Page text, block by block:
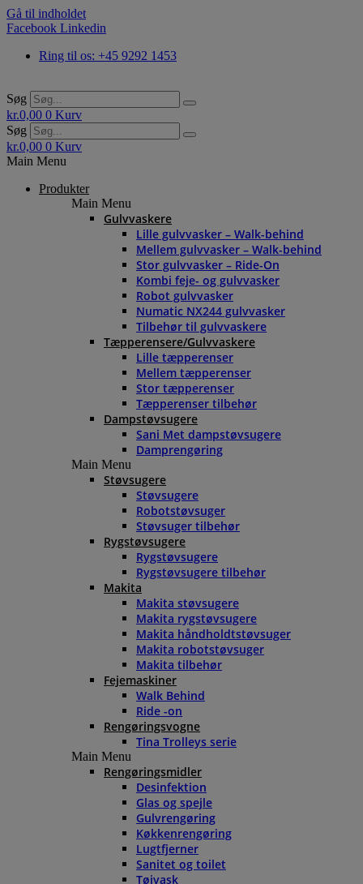
Gå til indholdet
Facebook Linkedin
Ring til os: +45 9292 1453
Søg
kr.0,00 0 Kurv
Søg
kr.0,00 0 Kurv
Main Menu
Produkter
Main Menu
Gulvvaskere
Lille gulvvasker – Walk-behind
Mellem gulvvasker – Walk-behind
Stor gulvvasker – Ride-On
Kombi feje- og gulvvasker
Robot gulvvasker
Numatic NX244 gulvvasker
Tilbehør til gulvvaskere
Tæpperensere/Gulvvaskere
Lille tæpperenser
Mellem tæpperenser
Stor tæpperenser
Tæpperenser tilbehør
Dampstøvsugere
Sani Met dampstøvsugere
Damprengøring
Main Menu
Støvsugere
Støvsugere
Robotstøvsuger
Støvsuger tilbehør
Rygstøvsugere
Rygstøvsugere
Rygstøvsugere tilbehør
Makita
Makita støvsugere
Makita rygstøvsugere
Makita håndholdtstøvsuger
Makita robotstøvsuger
Makita tilbehør
Fejemaskiner
Walk Behind
Ride -on
Rengøringsvogne
Tina Trolleys serie
Main Menu
Rengøringsmidler
Desinfektion
Glas og spejle
Gulvrengøring
Køkkenrengøring
Lugtfjerner
Sanitet og toilet
Tøjvask